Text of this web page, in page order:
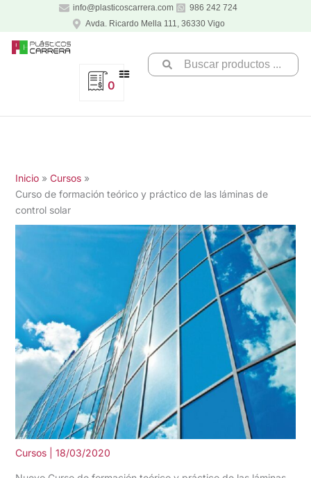
contenido
info@plasticoscarrera.com
986 242 724
Avda. Ricardo Mella 111, 36330 Vigo
Search
...
0
Inicio
Cursos
Curso de formación teórico y práctico de las láminas de
control solar
Cursos| 18/03/2020